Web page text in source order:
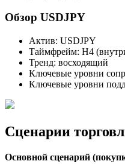
Обзор USDJPY
Актив: USDJPY
Таймфрейм: H4
Тренд: восходящий
Ключевые уровни
Ключевые уровни
Сценарии
Основной сценарий